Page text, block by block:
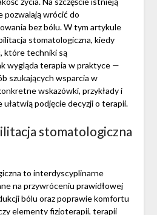
pozwalają wrócić do
bez bólu. W tym artykule
stomatologiczna, kiedy
które techniki są
wygląda terapia w praktyce —
szukających wsparcia w
wskazówki, przykłady i
podjęcie decyzji o terapii.
stomatologiczna
to interdyscyplinarne
na przywróceniu prawidłowej
bólu oraz poprawie komfortu
elementy fizjoterapii, terapii